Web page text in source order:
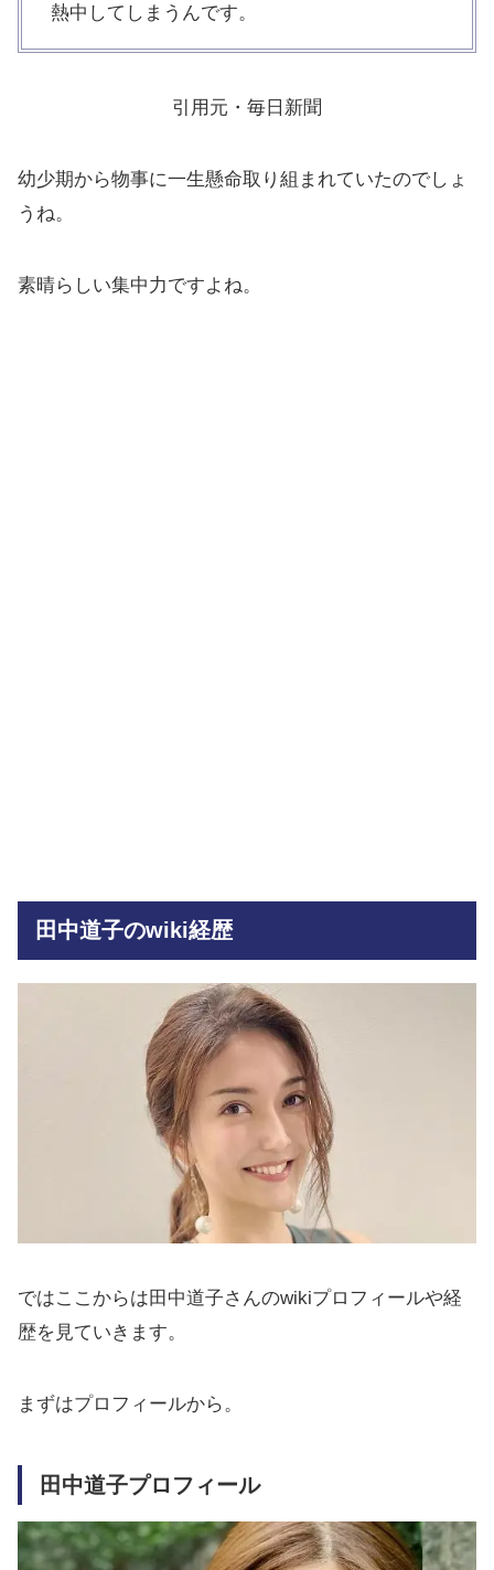
熱中してしまうんです。
引用元・毎日新聞
幼少期から物事に一生懸命取り組まれていたのでしょ
うね。
素晴らしい集中力ですよね。
田中道子のwiki経歴
ではここからは田中道子さんのwikiプロフィールや経
歴を見ていきます。
まずはプロフィールから。
田中道子プロフィール